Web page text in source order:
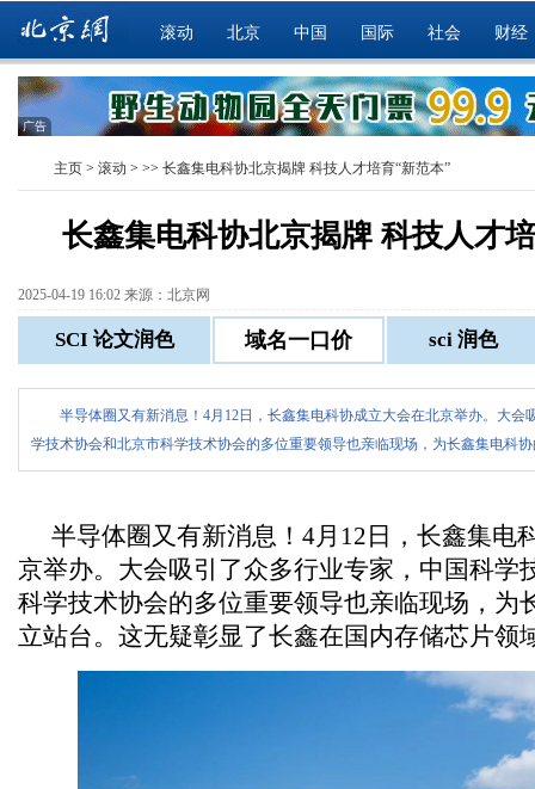
滚动 北京 中国 国际 社会 财经
广告
主页 > 滚动 > >> 长鑫集电科协北京揭牌 科技人才培育“新范本”
长鑫集电科协北京揭牌 科技人才
2025-04-19 16:02 来源：北京网
半导体圈又有新消息！4月12日，长鑫集电科协成立大会在北京举办。大会
学技术协会和北京市科学技术协会的多位重要领导也亲临现场，为长鑫集电科
半导体圈又有新消息！4月12日，长鑫集电
京举办。大会吸引了众多行业专家，中国科学
科学技术协会的多位重要领导也亲临现场，为
立站台。这无疑彰显了长鑫在国内存储芯片领